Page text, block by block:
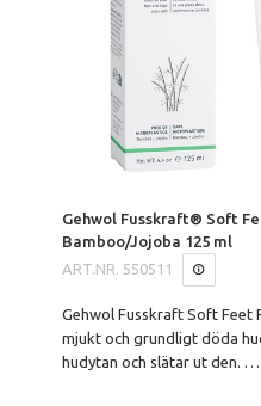
Gehwol Fusskraft® Soft
Bamboo/Jojoba 125 ml
ART.NR. 550511
Gehwol Fusskraft Soft Feet
mjukt och grundligt döda
hudytan och slätar ut den.